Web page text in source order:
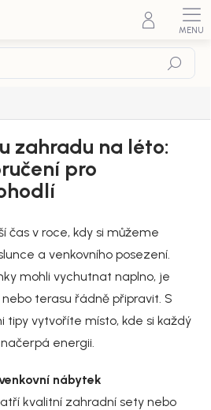
Hledat
zahradu na léto:
pro
čas v roce, kdy si můžeme
a venkovního posezení.
mohli vychutnat naplno, je
terasu řádně připravit. S
tipy vytvoříte místo, kde si každý
energii.
nábytek
kvalitní zahradní sety nebo